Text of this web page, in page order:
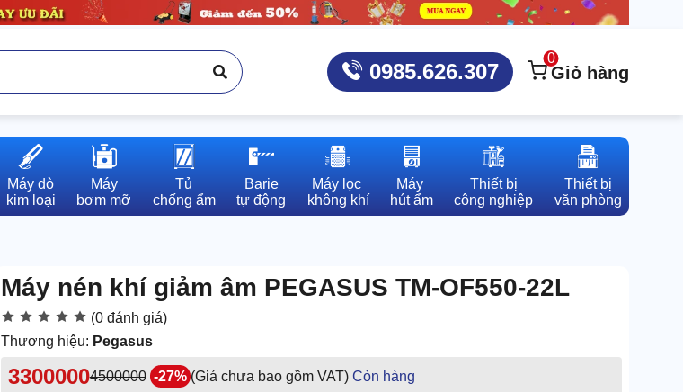
0985.626.307
0
Giỏ hàng
Máy dò
kim loại
Máy
bơm mỡ
Tủ
chống ẩm
Barie
tự động
Máy lọc
không khí
Máy
hút ẩm
Thiết bị
công nghiệp
Thiết bị
văn phòng
Máy nén khí giảm âm PEGASUS TM-OF550-22L
(0 đánh giá)
Thương hiệu: Pegasus
33000004500000 -27% (Giá chưa bao gồm VAT) Còn hàng